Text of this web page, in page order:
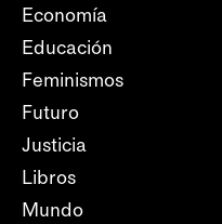
Economía
Educación
Feminismos
Futuro
Justicia
Libros
Mundo